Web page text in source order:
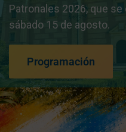
Patronales 2026, que se
sábado 15 de agosto.
Programación